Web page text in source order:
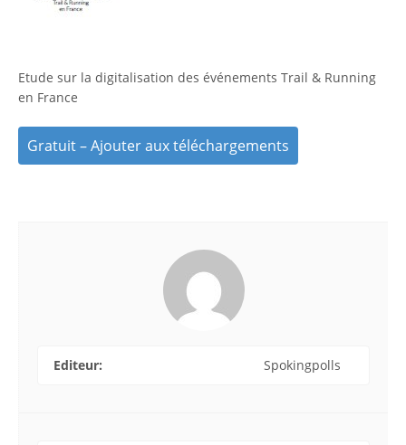
Etude sur la digitalisation des événements Trail & Running
en France
Gratuit – Ajouter aux téléchargements
Editeur: Spokingpolls